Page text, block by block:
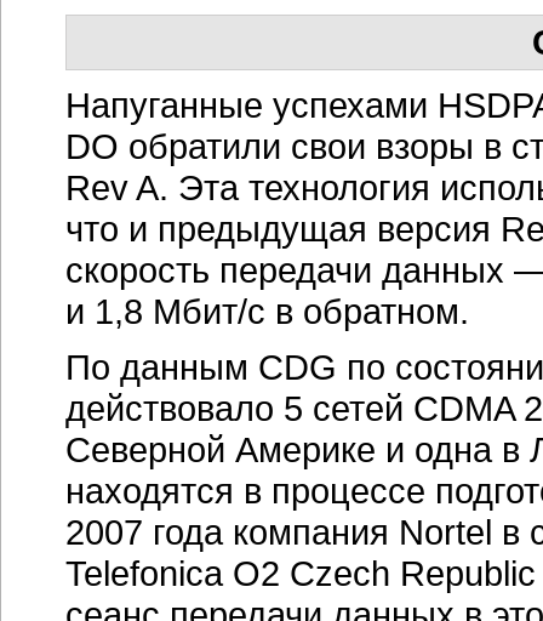
Напуганные успехами
DO обратили свои взоры в
Rev A. Эта технология
что и предыдущая версия
скорость передачи данных
и 1,8 Мбит/с в обратном.
По данным CDG по
действовало 5 сетей CDMA
Северной Америке и одна в
находятся в процессе
2007 года компания Nortel в
Telefonica O2 Czech